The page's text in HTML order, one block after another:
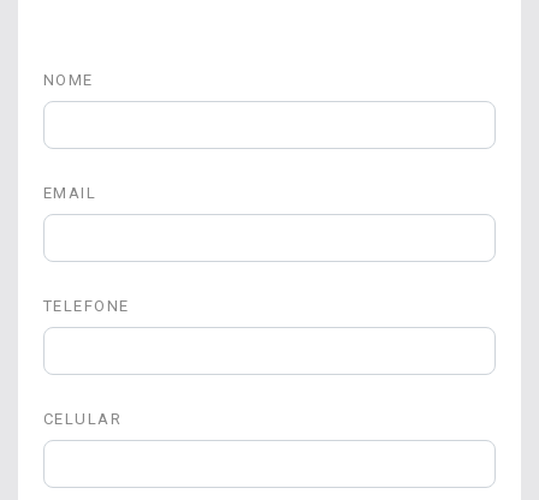
NOME
EMAIL
TELEFONE
CELULAR